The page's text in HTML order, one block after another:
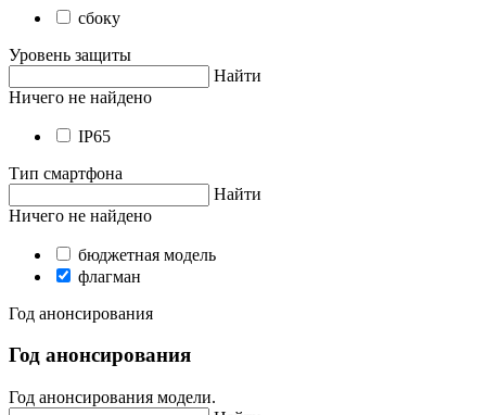
сбоку
Уровень защиты
Найти
Ничего не найдено
IP65
Тип смартфона
Найти
Ничего не найдено
бюджетная модель
флагман
Год анонсирования
Год анонсирования
Год анонсирования модели.